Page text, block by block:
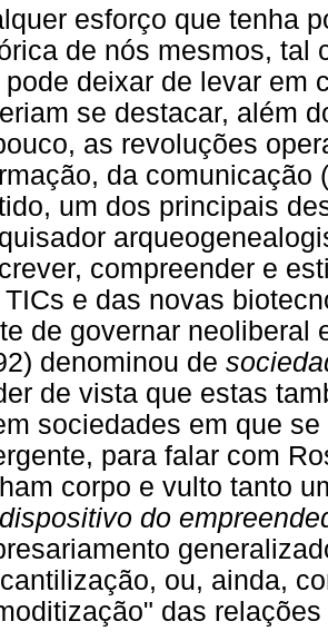
esforço que tenha
de nós mesmos, tal
pode deixar de levar em
se destacar, além
as revoluções
da comunicação
um dos principais
compreender e
TICs e das novas
de governar neoliberal
denominou de
de vista que estas
sociedades em que
para falar com
corpo e vulto tanto
dispositivo do
ou, ainda,
das